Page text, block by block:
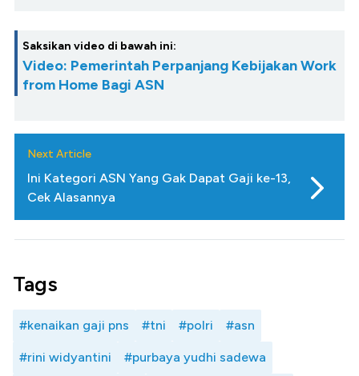
Saksikan video di bawah ini:
Video: Pemerintah Perpanjang Kebijakan Work
from Home Bagi ASN
Next Article
Ini Kategori ASN Yang Gak Dapat Gaji ke-13,
Cek Alasannya
Tags
#kenaikan gaji pns #tni #polri #asn
#rini widyantini #purbaya yudhi sadewa